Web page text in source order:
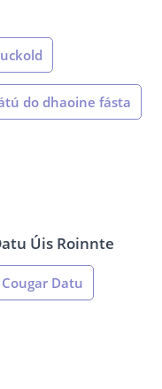
do dhaoine fásta
Úis Roinnte
Cougar Datu